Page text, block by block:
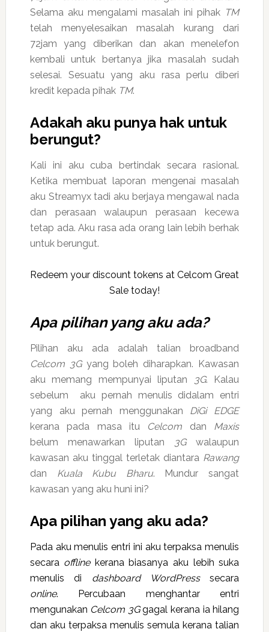
Selama aku mengalami masalah ini pihak TM
telah menyelesaikan masalah kurang dari
72jam yang diberikan dan akan menelefon
kembali untuk bertanya jika masalah sudah
selesai. Sesuatu yang aku rasa perlu diberi
kredit kepada pihak TM.
Adakah aku punya hak untuk
berungut?
Kali ini aku cuba bertindak secara rasional.
Ketika membuat laporan mengenai masalah
aku Streamyx tadi aku berjaya mengawal nada
dan perasaan walaupun perasaan kecewa
tetap ada. Aku rasa ada orang lain lebih berhak
untuk berungut.
Redeem your discount tokens at Celcom Great
Sale today!
Apa pilihan yang aku ada?
Pilihan aku ada adalah talian broadband
Celcom 3G yang boleh diharapkan. Kawasan
aku memang mempunyai liputan
3G. Kalau
sebelum aku pernah menulis didalam entri
yang aku pernah menggunakan DiGi EDGE
kerana pada masa itu Celcom dan Maxis
belum menawarkan liputan
3Gwalaupun
kawasan aku tinggal terletak diantara Rawang
dan Kuala Kubu Bharu. Mundur sangat
kawasan yang aku huni ini?
Apa pilihan yang aku ada?
Pada aku menulis entri ini aku terpaksa menulis
secara offline kerana biasanya aku lebih suka
menulis di dashboardWordPresssecara
online. Percubaan menghantar entri
mengunakan Celcom 3Ggagal kerana ia hilang
dan aku terpaksa menulis semula kerana talian